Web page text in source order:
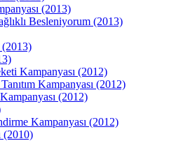
(2013)
Besleniyorum (2013)
(2013)
Kampanyası (2012)
Kampanyası (2012)
(2012)
Kampanyası (2012)
(2010)